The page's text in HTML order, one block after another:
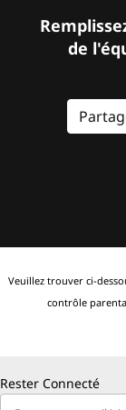
de
Veuillez trouver ci-
contrôle
Rester Connecté